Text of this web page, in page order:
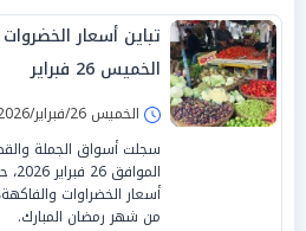
تباين أسعار
الخميس 26 فبراير
الخميس 26/فبراير/2026 - 08:30 ص
سجلت أسواق الجملة
أسعار الخضراوات
من شهر رمضان المبارك.